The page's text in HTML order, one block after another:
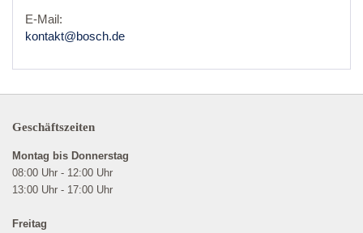
E-Mail:
kontakt@bosch.de
Geschäftszeiten
Montag bis Donnerstag
08:00 Uhr - 12:00 Uhr
13:00 Uhr - 17:00 Uhr
Freitag